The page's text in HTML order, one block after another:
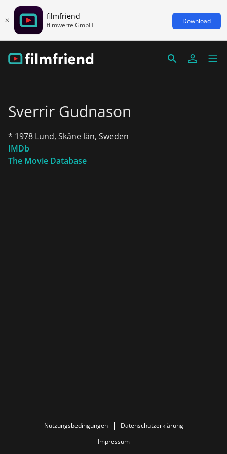
filmfriend
filmwerte GmbH Download
Sverrir Gudnason
* 1978 Lund, Skåne län, Sweden
IMDb
The Movie Database
Nutzungsbedingungen
Datenschutzerklärung
Impressum